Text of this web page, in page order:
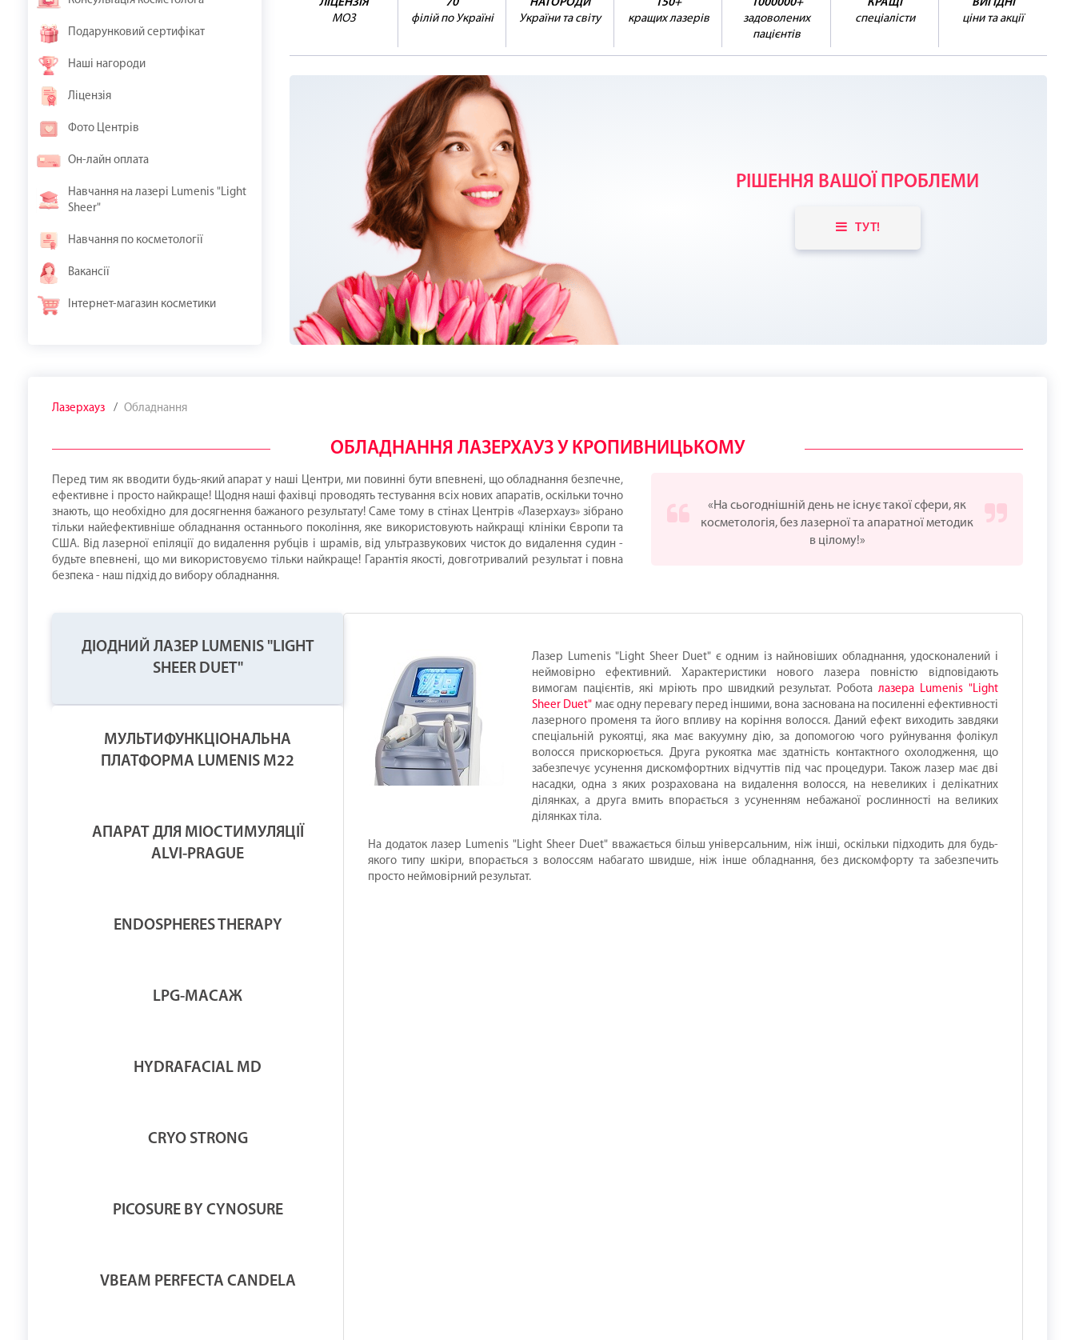
Подарунковий сертифікат
Наші нагороди
Ліцензія
Фото Центрів
Он-лайн оплата
Навчання на лазері Lumenis "Light
Sheer"
Навчання по косметології
Вакансії
Інтернет-магазин косметики
ЛІЦЕНЗІЯ
МОЗ
70
філій по Україні
НАГОРОДИ
України та світу
150+
кращих лазерів
1000000+
задоволених
пацієнтів
КРАЩІ
спеціалісти
ВИГІДНІ
ціни та акції
РІШЕННЯ ВАШОЇ ПРОБЛЕМИ
ТУТ!
Лазерхауз Обладнання
ОБЛАДНАННЯ ЛАЗЕРХАУЗ У КРОПИВНИЦЬКОМУ
Перед тим як вводити будь-який апарат у наші Центри, ми повинні бути впевнені, що обладнання безпечне,
ефективне і просто найкраще! Щодня наші фахівці проводять тестування всіх нових апаратів, оскільки точно
знають, що необхідно для досягнення бажаного результату! Саме тому в стінах Центрів «Лазерхауз» зібрано
тільки найефективніше обладнання останнього покоління, яке використовують найкращі клініки Європи та
США. Від лазерної епіляції до видалення рубців і шрамів, від ультразвукових чисток до видалення судин -
будьте впевнені, що ми використовуємо тільки найкраще! Гарантія якості, довготривалий результат і повна
безпека - наш підхід до вибору обладнання.
«На сьогоднішній день не існує такої сфери, як
косметологія, без лазерної та апаратної методик
в цілому!»
ДІОДНИЙ ЛАЗЕР LUMENIS "LIGHT
SHEER DUET"
МУЛЬТИФУНКЦІОНАЛЬНА
ПЛАТФОРМА LUMENIS М22
АПАРАТ ДЛЯ МІОСТИМУЛЯЦІЇ
ALVI-PRAGUE
ENDOSPHERES THERAPY
LPG-МАСАЖ
HYDRAFACIAL MD
CRYO STRONG
PICOSURE BY CYNOSURE
VBEAM PERFECTA CANDELA
Лазер Lumenis "Light Sheer Duet" є одним із найновіших обладнання, удосконалений і
неймовірно ефективний. Характеристики нового лазера повністю відповідають
вимогам пацієнтів, які мріють про швидкий результат. Роботалазера Lumenis "Light
Sheer Duet" має одну перевагу перед іншими, вона заснована на посиленні ефективності
лазерного променя та його впливу на коріння волосся. Даний ефект виходить завдяки
спеціальній рукоятці, яка має вакуумну дію, за допомогою чого руйнування фолікул
волосся прискорюється. Друга рукоятка має здатність контактного охолодження, що
забезпечує усунення дискомфортних відчуттів під час процедури. Також лазер має дві
насадки, одна з яких розрахована на видалення волосся, на невеликих і делікатних
ділянках, а друга вмить впорається з усуненням небажаної рослинності на великих
ділянках тіла.
На додаток лазер Lumenis "Light Sheer Duet" вважається більш універсальним, ніж інші, оскільки підходить для будь-
якого типу шкіри, впорається з волоссям набагато швидше, ніж інше обладнання, без дискомфорту та забезпечить
просто неймовірний результат.